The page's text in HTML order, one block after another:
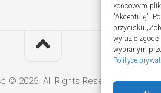
końcowym
"Akceptuję".
przycisku
wyrazić zgodę
wybranym
Polityce
© 2026. All Rights Reserved.